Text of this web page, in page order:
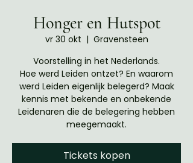
Honger en Hutspot
vr 30 okt
  |
Gravensteen
Voorstelling in het Nederlands.
Hoe werd Leiden ontzet? En waarom
werd Leiden eigenlijk belegerd? Maak
kennis met bekende en onbekende
Leidenaren die de belegering hebben
meegemaakt.
Tickets kopen